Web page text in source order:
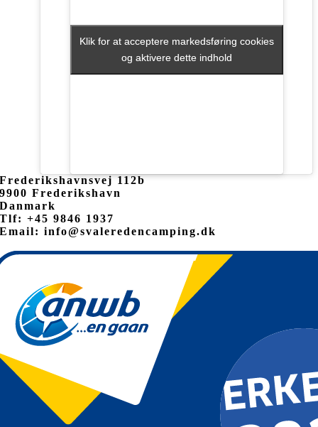
Klik for at acceptere markedsføring cookies
og aktivere dette indhold
Klik for at acceptere markedsføring cookies
og aktivere dette indhold
Frederikshavnsvej 112b
9900 Frederikshavn
Danmark
Tlf: +45 9846 1937
Email: info@svaleredencamping.dk